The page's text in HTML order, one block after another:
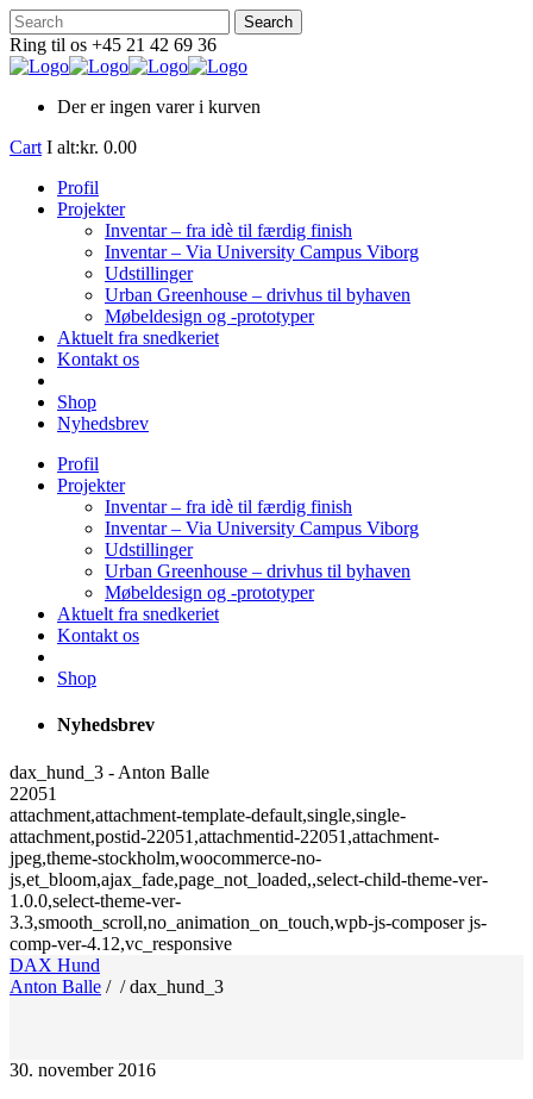
Ring til os +45 21 42 69 36
Der er ingen varer i kurven
Cart I alt:kr. 0.00
Profil
Projekter
Inventar – fra idè til færdig finish
Inventar – Via University Campus Viborg
Udstillinger
Urban Greenhouse – drivhus til byhaven
Møbeldesign og -prototyper
Aktuelt fra snedkeriet
Kontakt os
Shop
Nyhedsbrev
Profil
Projekter
Inventar – fra idè til færdig finish
Inventar – Via University Campus Viborg
Udstillinger
Urban Greenhouse – drivhus til byhaven
Møbeldesign og -prototyper
Aktuelt fra snedkeriet
Kontakt os
Shop
Nyhedsbrev
dax_hund_3 - Anton Balle
22051
attachment,attachment-template-default,single,single-
attachment,postid-22051,attachmentid-22051,attachment-
jpeg,theme-stockholm,woocommerce-no-
js,et_bloom,ajax_fade,page_not_loaded,,select-child-theme-ver-
1.0.0,select-theme-ver-
3.3,smooth_scroll,no_animation_on_touch,wpb-js-composer js-
comp-ver-4.12,vc_responsive
DAX Hund
Anton Balle / /dax_hund_3
30. november 2016